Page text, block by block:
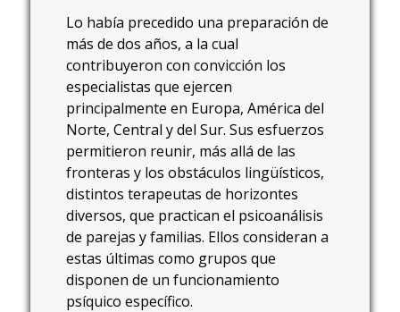
Lo había precedido una preparación de
más de dos años, a la cual
contribuyeron con convicción los
especialistas que ejercen
principalmente en Europa, América del
Norte, Central y del Sur. Sus esfuerzos
permitieron reunir, más allá de las
fronteras y los obstáculos lingüísticos,
distintos terapeutas de horizontes
diversos, que practican el psicoanálisis
de parejas y familias. Ellos consideran a
estas últimas como grupos que
disponen de un funcionamiento
psíquico específico.